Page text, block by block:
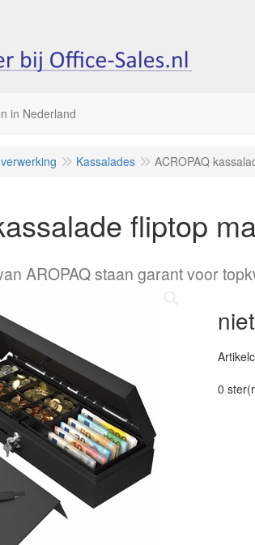
in Nederland
Kassalades ACROPAQ
fliptop
AROPAQ staan garant voor
0